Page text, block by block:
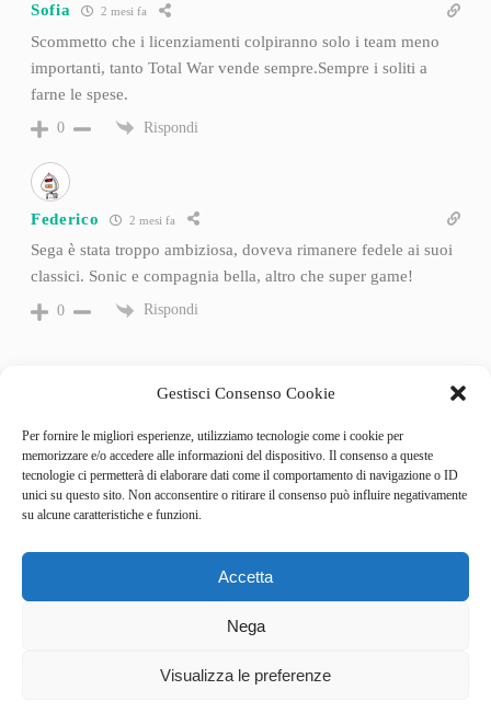
Gestisci Consenso Cookie
Per fornire le migliori esperienze, utilizziamo tecnologie come i cookie per
memorizzare e/o accedere alle informazioni del dispositivo. Il consenso a queste
tecnologie ci permetterà di elaborare dati come il comportamento di navigazione o ID
unici su questo sito. Non acconsentire o ritirare il consenso può influire negativamente
su alcune caratteristiche e funzioni.
Accetta
Nega
Visualizza le preferenze
Sofia 2 mesi fa
Scommetto che i licenziamenti colpiranno solo i team meno
importanti, tanto Total War vende sempre.Sempre i soliti a
farne le spese.
0 Rispondi
Federico 2 mesi fa
Sega è stata troppo ambiziosa, doveva rimanere fedele ai suoi
classici. Sonic e compagnia bella, altro che super game!
0 Rispondi
Categories
GameSpotlight
News